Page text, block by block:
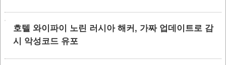
호텔 와이파이 노린 러시아 해커, 가짜 업데이트로 감
시 악성코드 유포